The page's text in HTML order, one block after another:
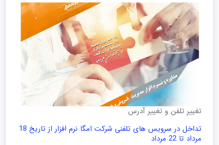
تغییر تلفن و تغییر آدرس
تداخل در سرویس های تلفنی شرکت امگا نرم افزار از تاریخ 18
مرداد تا 22 مرداد